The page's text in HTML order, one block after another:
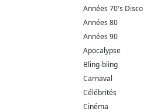
Années 70's Disco
Années 80
Années 90
Apocalypse
Bling-bling
Carnaval
Célébrités
Cinéma